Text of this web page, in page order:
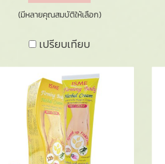
(มีหลายคุณสมบัติให้เลือก)
เปรียบเทียบ